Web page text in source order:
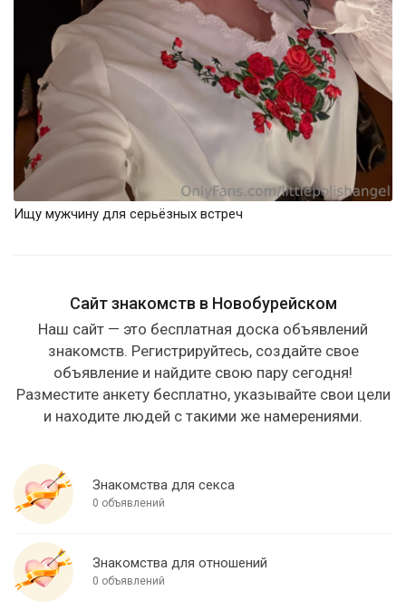
Ищу мужчину для серьёзных встреч
Сайт знакомств в Новобурейском
Наш сайт — это бесплатная доска объявлений
знакомств. Регистрируйтесь, создайте свое
объявление и найдите свою пару сегодня!
Разместите анкету бесплатно, указывайте свои цели
и находите людей с такими же намерениями.
Знакомства для секса
0 объявлений
Знакомства для отношений
0 объявлений